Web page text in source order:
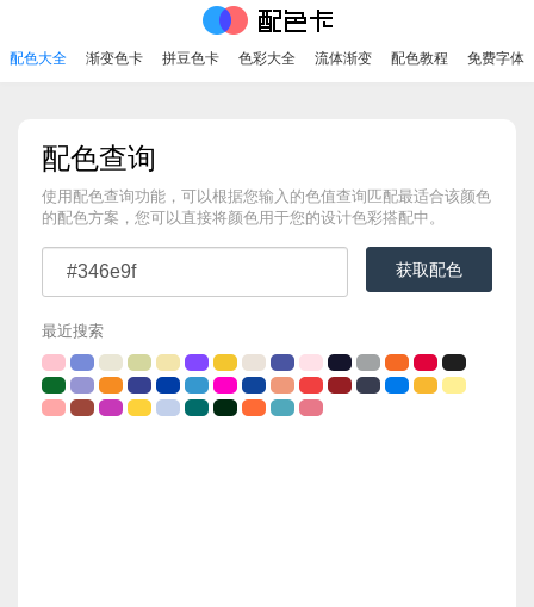
配色大全 渐变色卡 拼豆色卡 色彩大全 流体渐变 配色教程 免费字体
配色查询
使用配色查询功能，可以根据您输入的色值查询匹配最适合该颜色
的配色方案，您可以直接将颜色用于您的设计色彩搭配中。
获取配色
最近搜索